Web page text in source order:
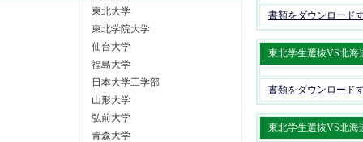
東北大学
東北学院大学
仙台大学
福島大学
日本大学工学部
山形大学
弘前大学
青森大学
書類をダウンロード
東北学生選抜VS北海
書類をダウンロード
東北学生選抜VS北海